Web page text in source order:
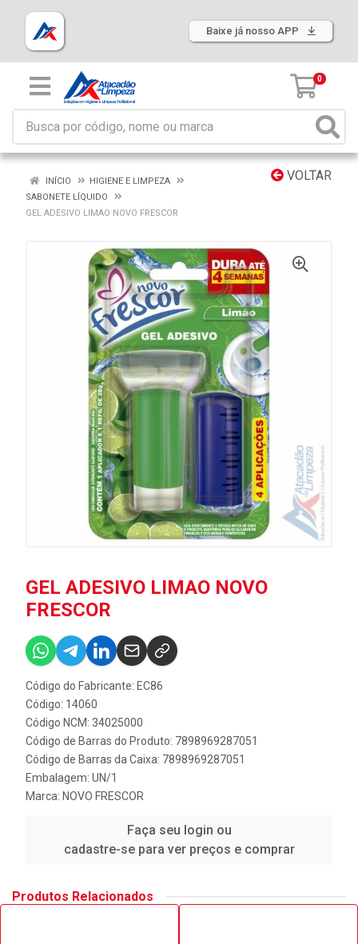
Baixe já nosso APP
0
VOLTAR
INÍCIO
HIGIENE E LIMPEZA
SABONETE LÍQUIDO
GEL ADESIVO LIMAO NOVO FRESCOR
GEL ADESIVO LIMAO NOVO
FRESCOR
Código do Fabricante: EC86
Código: 14060
Código NCM: 34025000
Código de Barras do Produto: 7898969287051
Código de Barras da Caixa: 7898969287051
Embalagem: UN/1
Marca: NOVO FRESCOR
Faça seu login ou
cadastre-se para ver preços e comprar
Produtos Relacionados